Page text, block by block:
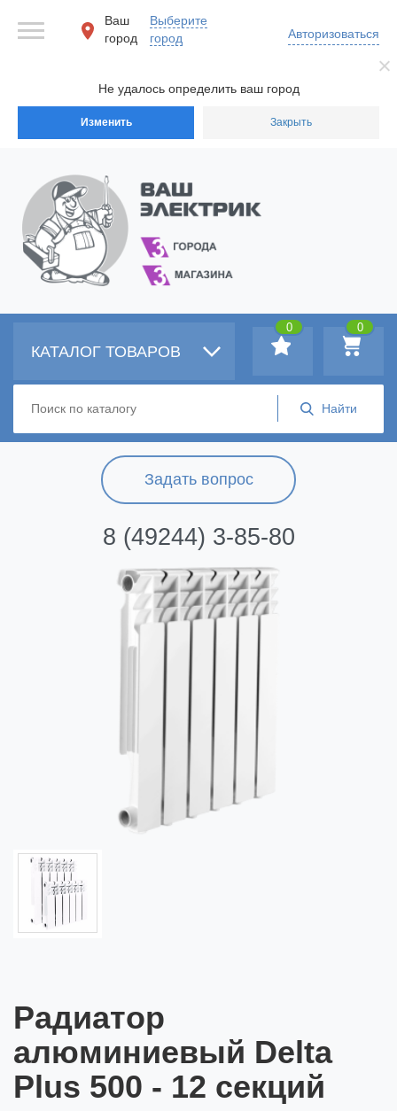
Не удалось определить ваш город
Изменить Закрыть
Ваш
город
Выберите
город
Авторизоваться
Задать вопрос
8 (49244) 3-85-80
КАТАЛОГ ТОВАРОВ
0
0
Радиатор
алюминиевый Delta
Plus 500 - 12 секций